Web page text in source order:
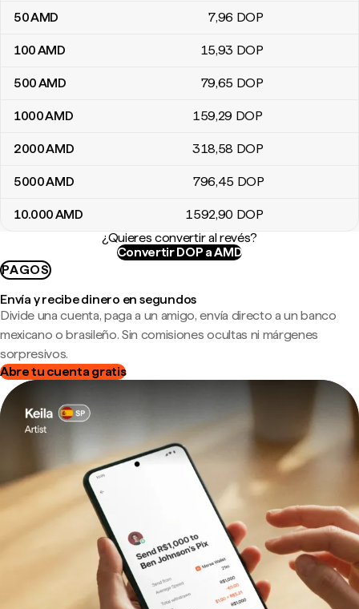
50AMD 7,96 DOP
100AMD 15,93 DOP
500AMD 79,65 DOP
1000AMD 159,29 DOP
2000AMD 318,58 DOP
5000AMD 796,45 DOP
10.000AMD 1592,90 DOP
¿Quieres convertir al revés?
Convertir DOP a AMD
PAGOS
Envía y recibe dinero en segundos
Divide una cuenta, paga a un amigo, envía directo a un banco
mexicano o brasileño. Sin comisiones ocultas ni márgenes
sorpresivos.
Abre tu cuenta gratis